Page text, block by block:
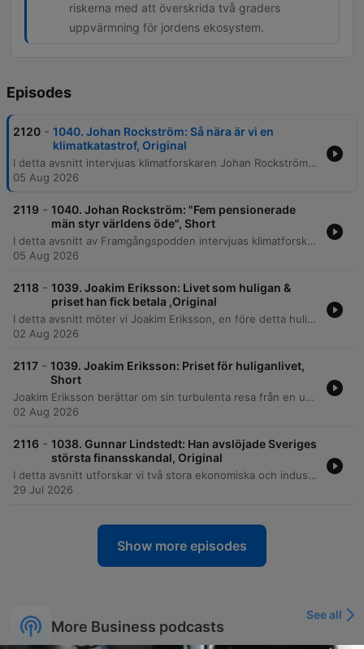
riskerna med att överskrida två graders
uppvärmning för jordens ekosystem.
Episodes
2120 - 1040. Johan Rockström: Så nära är vi en
klimatkatastrof, Original
I detta avsnitt intervjuas klimatforskaren Johan Rockström om de akuta riskerna med den globala uppvärmningen och planetära gränser. Han diskuterar vikten av energiomställning, risken för tipppunkter i ekosystem som Amazonas, samt hur uppvärmningstakten nu har accelererat. Samtalet belyser de vetenskapliga bevisen för att uppvärmningen accelererar och risken för att vi kraschar genom 1,5-gradersmålet. Rockström föreslår även införandet av ett globalt pris på koldioxid samt vikten av att ha satt vetenskapligt baserade planetära gränser för världsekonomin.
05 Aug 2026
2119 - 1040. Johan Rockström: "Fem pensionerade
män styr världens öde", Short
I detta avsnitt av Framgångspodden intervjuas klimatforskaren Johan Rockström om de akuta riskerna för en klimatkollaps, planetära gränser och risken för tipppunkter i ekosystem som Amazonas. Han diskuterar även hur den vetenskapliga bekräftelsen visar att uppvärmningstakten accelererar. Vidare reflekterar Rockström över global politisk osäkerhet och hur världens fokus på ett fåtal ledare försvårar hållbarhetsomställningen. Han föreslår historiska korrigeringar, såsom planetära gränser och globala koldioxidpriser, samt ser möjligheter till snabb förändring genom kriser.
05 Aug 2026
2118 - 1039. Joakim Eriksson: Livet som huligan &
priset han fick betala ,Original
I detta avsnitt möter vi Joakim Eriksson, en före detta huliganledare för Djurgårdens IF, som delar med sig av sin turbulenta livshistoria. Från en uppväxt präglad av brist på manliga förebilder och tidig kriminalitet, till att bli en central figur i den våldsamma supporterkulturen under 90-talet, beskriver han hur behovet av bekräftelse drev honom in i ett liv av vapen, knivslagsmål och gängkriminalitet. Berättelsen fortsätter genom en djup personlig kris där ett dubbelliv som ledare i DFG gradvis ersattes av missbruk, psykos och hemlöshet. Joakim reflekterar över sin resa från destruktiva flyktbeteenden till att finna stabilitet i nykterhet, och belyser hur traumatiska upplevelser av skam formade hans identitet.
02 Aug 2026
2117 - 1039. Joakim Eriksson: Priset för huliganlivet,
Short
Joakim Eriksson berättar om sin turbulenta resa från en uppväxt i Rissne präglad av sökandet efter förebilder till sin tid som ledare för huliganlaget DFG. Han delar med sig av de mörka åren med våld, gängkriminalitet, drogberoende och psykoser, vilket ledde till hemlöshet och självmordsförsök. Efter en period av djup kris reflekterar Joakim över behovet av manliga förebilder och de emotionella konsekvenserna av sitt förflutna. Han avslutar med att berätta om sin väg mot återhämtning och hur han idag lever ett nyktert liv.
02 Aug 2026
2116 - 1038. Gunnar Lindstedt: Han avslöjade Sveriges
största finansskandal, Original
I detta avsnitt utforskar vi två stora ekonomiska och industriella skandaler. Först går vi bakom kulisserna i Trustor-härvan med journalisten Gunnar Lindstedt, som avslöjar hur Lord Moyns affärer och användandet av bolagets medel för privata vinster doldes genom offshore-konton och bristande revisorskontroll. Därefter granskar vi Northvolts utmaningar, från de stora ambitionerna och beroendet av kinesisk teknik till de ekonomiska svårigheterna, arbetsmiljöfrågor och den politiska komplexiteten kring offentliga investeringar. Avsnittet avslutas med en diskussion om framtidens energibehov kopplat till AI och datahallar.
29 Jul 2026
Show more episodes
More Business podcasts
See all